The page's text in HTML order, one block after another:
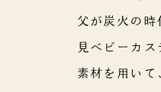
父が炭火の時
見ベビーカ
素材を用いて